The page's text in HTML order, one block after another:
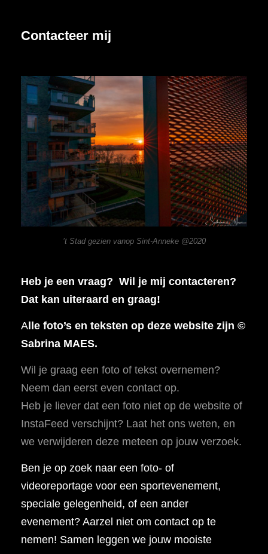
Contacteer mij
’t Stad gezien vanop Sint-Anneke @2020
Heb je een vraag? Wil je mij contacteren?
Dat kan uiteraard en graag!
A lle foto’s en teksten op deze website zijn ©
Sabrina MAES.
Wil je graag een foto of tekst overnemen?
Neem dan eerst even contact op.
Heb je liever dat een foto niet op de website of
InstaFeed verschijnt? Laat het ons weten, en
we verwijderen deze meteen op jouw verzoek.
Ben je op zoek naar een foto- of
videoreportage voor een sportevenement,
speciale gelegenheid, of een ander
evenement? Aarzel niet om contact op te
nemen! Samen leggen we jouw mooiste